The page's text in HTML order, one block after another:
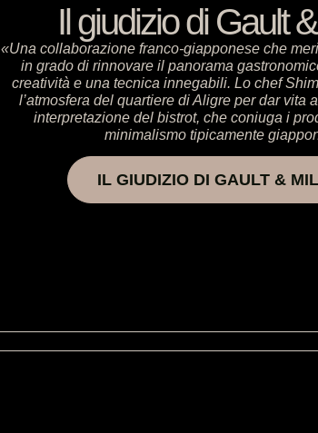
Il giudizio di Gault
«Una collaborazione franco-giapponese che
in grado di rinnovare il panorama
creatività e una tecnica innegabili. Lo chef
l’atmosfera del quartiere di Aligre per dar vita
interpretazione del bistrot, che coniuga i
minimalismo tipicamente
IL GIUDIZIO DI GAULT &